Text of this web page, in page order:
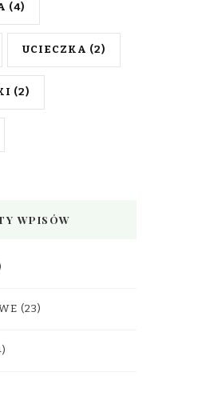
(4)
UCIECZKA (2)
(2)
WPISÓW
(23)